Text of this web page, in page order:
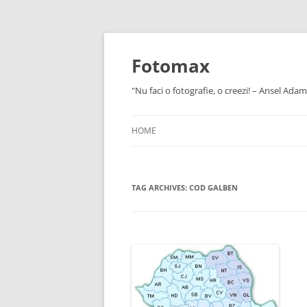
Skip
Fotomax
"Nu faci o fotografie, o creezi! – Ansel
HOME
TAG ARCHIVES: COD GALBEN